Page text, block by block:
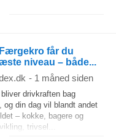
får du
niveau – både...
- 1 måned siden
drivkraften bag
din dag vil blandt andet
– kokke, bagere og
trivsel...